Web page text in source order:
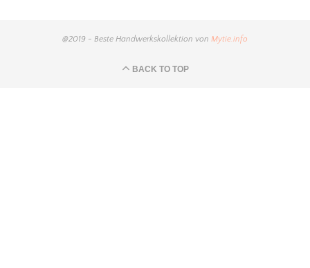
@2019 - Beste Handwerkskollektion von Mytie.info
BACK TO TOP